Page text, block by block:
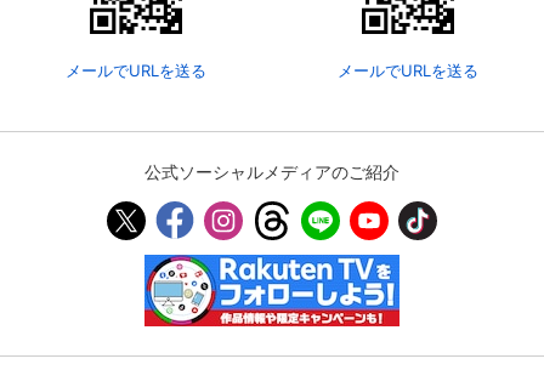
メールでURLを送る メールでURLを送る
公式ソーシャルメディアのご紹介